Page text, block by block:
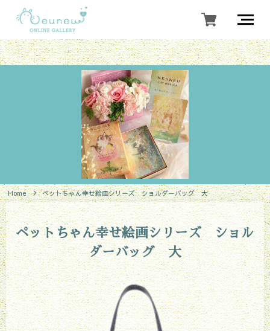
Home ペットちゃん幸せ絵画シリーズ ショルダーバッグ 大
ペットちゃん幸せ絵画シリーズ ショル
ダーバッグ 大